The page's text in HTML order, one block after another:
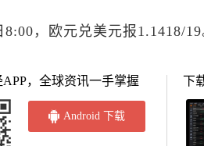
， 欧元兑美元报1.1418/
，全球资讯一手掌握
Android 下载
下